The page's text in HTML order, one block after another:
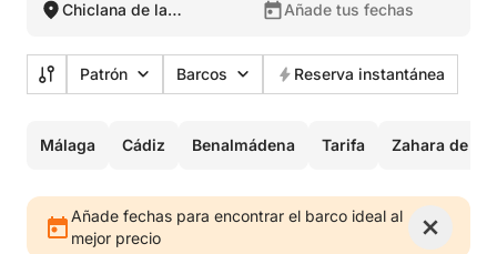
Chiclana de la
Añade tus fechas
Patrón Barcos Reserva instantánea
Málaga Cádiz Benalmádena Tarifa Zahara de
Añade fechas para encontrar el barco ideal al
mejor precio